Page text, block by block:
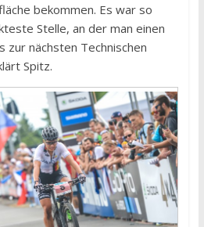
bekommen. Es war so
Stelle, an der man einen
zur nächsten Technischen
Spitz.